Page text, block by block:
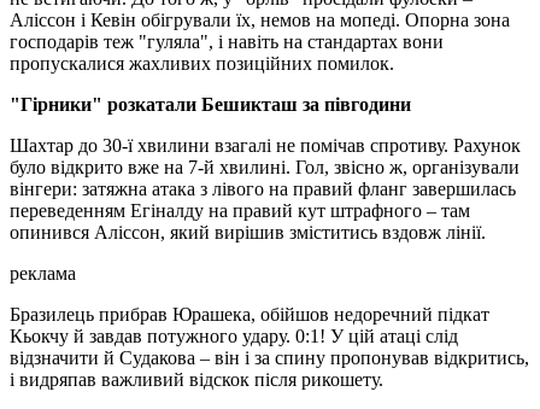
Аліссон і Кевін обігрували їх, немов на мопеді. Опорна зона
господарів теж "гуляла", і навіть на стандартах вони
пропускалися жахливих позиційних помилок.
"Гірники" розкатали Бешикташ за півгодини
Шахтар до 30-ї хвилини взагалі не помічав спротиву. Рахунок
було відкрито вже на 7-й хвилині. Гол, звісно ж, організували
вінгери: затяжна атака з лівого на правий фланг завершилась
переведенням Егіналду на правий кут штрафного – там
опинився Аліссон, який вирішив зміститись вздовж лінії.
реклама
Бразилець прибрав Юрашека, обійшов недоречний підкат
Кьокчу й завдав потужного удару. 0:1! У цій атаці слід
відзначити й Судакова – він і за спину пропонував відкритись,
і видряпав важливий відскок після рикошету.